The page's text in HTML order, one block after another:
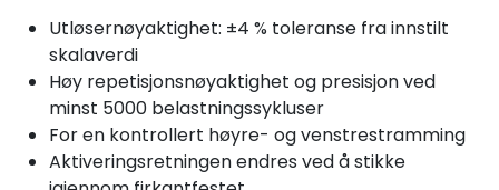
Utløsernøyaktighet: ±4 % toleranse fra innstilt
skalaverdi
Høy repetisjonsnøyaktighet og presisjon ved
minst 5000 belastningssykluser
For en kontrollert høyre- og venstrestramming
Aktiveringsretningen endres ved å stikke